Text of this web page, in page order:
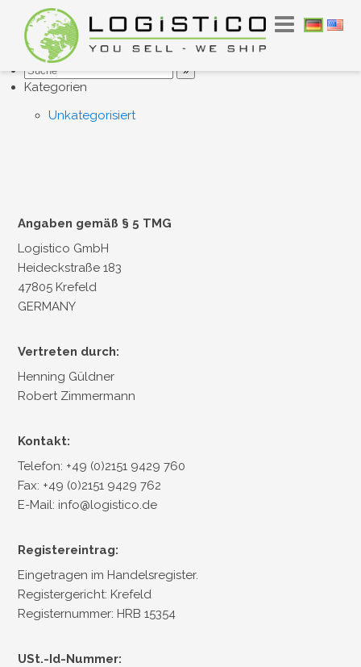
younity GmbH
23. Mai 2025Kommentare: 0
Kategorien
Unkategorisiert
Angaben gemäß § 5 TMG
Logistico GmbH
Heideckstraße 183
47805 Krefeld
GERMANY
Vertreten durch:
Henning Güldner
Robert Zimmermann
Kontakt:
Telefon: +49 (0)2151 9429 760
Fax: +49 (0)2151 9429 762
E-Mail: info@logistico.de
Registereintrag:
Eingetragen im Handelsregister.
Registergericht: Krefeld
Registernummer: HRB 15354
USt.-Id-Nummer: